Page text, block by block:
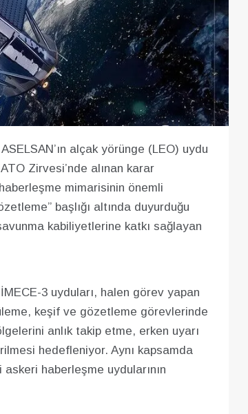
alçak yörünge (LEO) uydu
Zirvesi’nde alınan karar
mimarisinin önemli
başlığı altında duyurduğu
kabiliyetlerine katkı sağlayan
3 uyduları, halen görev yapan
keşif ve gözetleme görevlerinde
anlık takip etme, erken uyarı
hedefleniyor. Aynı kapsamda
haberleşme uydularının